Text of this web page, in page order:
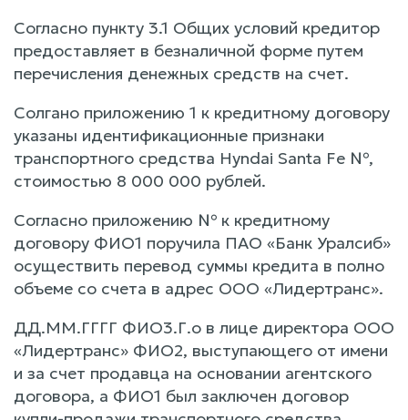
Согласно пункту 3.1 Общих условий кредитор
предоставляет в безналичной форме путем
перечисления денежных средств на счет.
Солгано приложению 1 к кредитному договору
указаны идентификационные признаки
транспортного средства Hyndai Santa Fe №,
стоимостью 8 000 000 рублей.
Согласно приложению № к кредитному
договору ФИО1 поручила ПАО «Банк Уралсиб»
осуществить перевод суммы кредита в полно
объеме со счета в адрес ООО «Лидертранс».
ДД.ММ.ГГГГ ФИО3.Г.о в лице директора ООО
«Лидертранс» ФИО2, выступающего от имени
и за счет продавца на основании агентского
договора, а ФИО1 был заключен договор